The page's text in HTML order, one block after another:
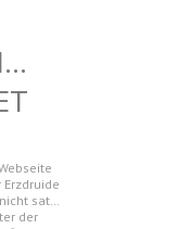
sat…
der